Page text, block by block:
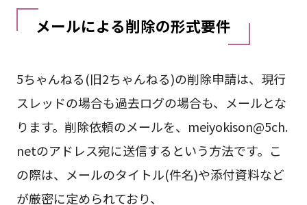
メールによる削除の形式要件
5ちゃんねる(旧2ちゃんねる)の削除申請は、現行
スレッドの場合も過去ログの場合も、メールとな
ります。削除依頼のメールを、 meiyokison@5ch.
netのアドレス宛に送信するという方法です。こ
の際は、メールのタイトル(件名)や添付資料など
が厳密に定められており、